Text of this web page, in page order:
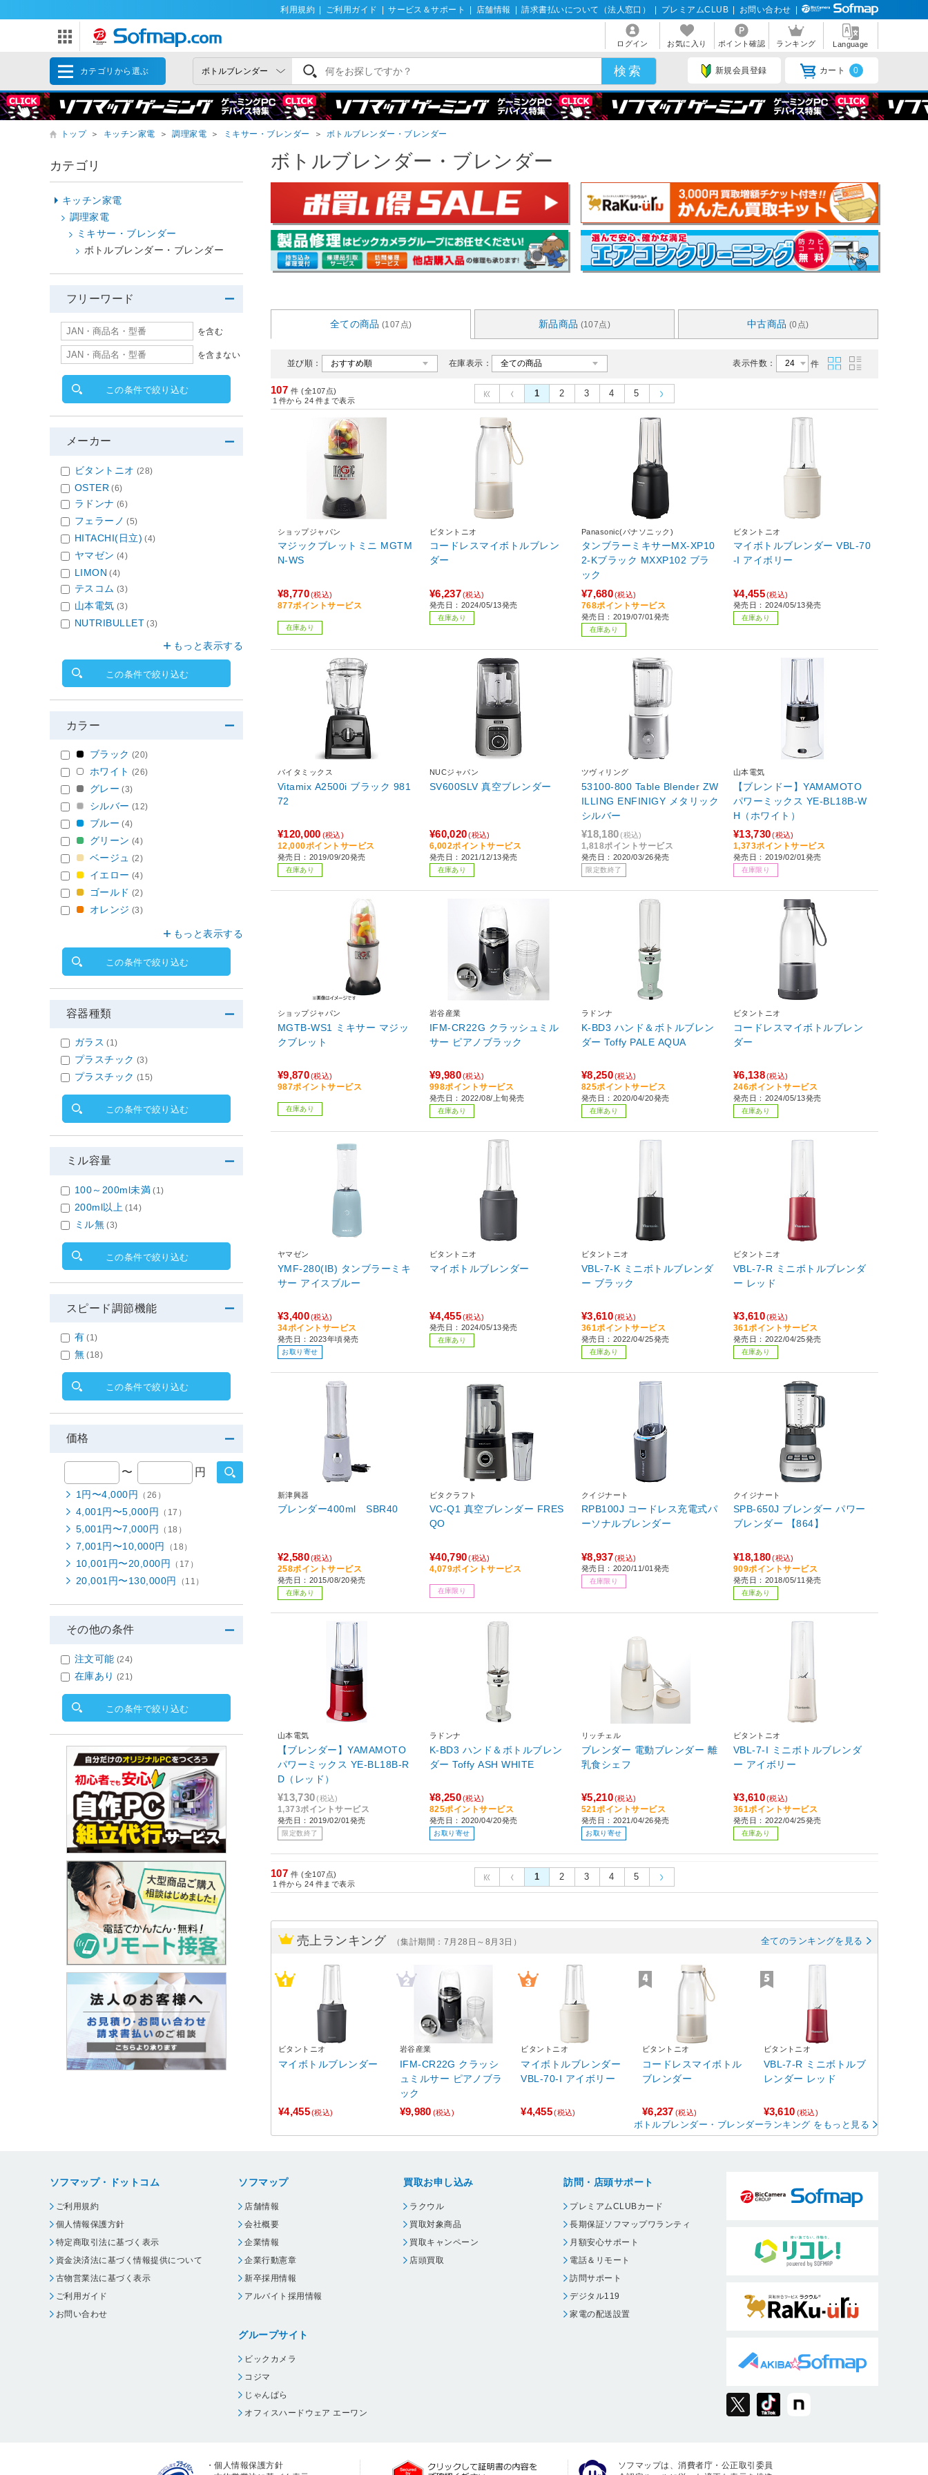
利用規約 ご利用ガイド サービス＆サポート 店舗情報 請求書払いについて（法人窓口） プレミアムCLUB お問い合わせ
ログイン お気に入り ポイント確認 ランキング Language
カテゴリから選ぶ 新規会員登録 カート 0
トップ ＞ キッチン家電 ＞ 調理家電 ＞ ミキサー・ブレンダー ＞ ボトルブレンダー・ブレンダー
ボトルブレンダー・ブレンダー
全ての商品 (107点) 新品商品 (107点) 中古商品 (0点)
並び順： 在庫表示： 表示件数： 件
107 件 (全107点)
1 件から 24 件まで表示
1 2 3 4 5
ショップジャパン
マジックブレットミニ MGTM
N-WS
¥8,770(税込)
877ポイントサービス
在庫あり
ビタントニオ
コードレスマイボトルブレン
ダー
¥6,237(税込)
発売日：2024/05/13発売
在庫あり
Panasonic(パナソニック)
タンブラーミキサーMX-XP10
2-Kブラック MXXP102 ブラ
ック
¥7,680(税込)
768ポイントサービス
発売日：2019/07/01発売
在庫あり
ビタントニオ
マイボトルブレンダー VBL-70
-I アイボリー
¥4,455(税込)
発売日：2024/05/13発売
在庫あり
バイタミックス
Vitamix A2500i ブラック 981
72
¥120,000 (税込)
12,000ポイントサービス
発売日：2019/09/20発売
在庫あり
NUCジャパン
SV600SLV 真空ブレンダー
¥60,020(税込)
6,002ポイントサービス
発売日：2021/12/13発売
在庫あり
ツヴィリング
53100-800 Table Blender ZW
ILLING ENFINIGY メタリック
シルバー
¥18,180(税込)
1,818ポイントサービス
発売日：2020/03/26発売
限定数終了
山本電気
【ブレンドー】YAMAMOTO
パワーミックス YE-BL18B-W
H（ホワイト）
¥13,730(税込)
1,373ポイントサービス
発売日：2019/02/01発売
在庫限り
ショップジャパン
MGTB-WS1 ミキサー マジッ
クブレット
¥9,870(税込)
987ポイントサービス
在庫あり
岩谷産業
IFM-CR22G クラッシュミル
サー ピアノブラック
¥9,980(税込)
998ポイントサービス
発売日：2022/08/上旬発売
在庫あり
ラドンナ
K-BD3 ハンド＆ボトルブレン
ダー Toffy PALE AQUA
¥8,250(税込)
825ポイントサービス
発売日：2020/04/20発売
在庫あり
ビタントニオ
コードレスマイボトルブレン
ダー
¥6,138(税込)
246ポイントサービス
発売日：2024/05/13発売
在庫あり
ヤマゼン
YMF-280(IB) タンブラーミキ
サー アイスブルー
¥3,400(税込)
34ポイントサービス
発売日：2023年頃発売
お取り寄せ
ビタントニオ
マイボトルブレンダー
¥4,455(税込)
発売日：2024/05/13発売
在庫あり
ビタントニオ
VBL-7-K ミニボトルブレンダ
ー ブラック
¥3,610(税込)
361ポイントサービス
発売日：2022/04/25発売
在庫あり
ビタントニオ
VBL-7-R ミニボトルブレンダ
ー レッド
¥3,610(税込)
361ポイントサービス
発売日：2022/04/25発売
在庫あり
新津興器
ブレンダー400ml SBR40
¥2,580(税込)
258ポイントサービス
発売日：2015/08/20発売
在庫あり
ビタクラフト
VC-Q1 真空ブレンダー FRES
QO
¥40,790(税込)
4,079ポイントサービス
在庫限り
クイジナート
RPB100J コードレス充電式パ
ーソナルブレンダー
¥8,937(税込)
発売日：2020/11/01発売
在庫限り
クイジナート
SPB-650J ブレンダー パワー
ブレンダー 【864】
¥18,180(税込)
909ポイントサービス
発売日：2018/05/11発売
在庫あり
山本電気
【ブレンダー】YAMAMOTO
パワーミックス YE-BL18B-R
D（レッド）
¥13,730(税込)
1,373ポイントサービス
発売日：2019/02/01発売
限定数終了
ラドンナ
K-BD3 ハンド＆ボトルブレン
ダー Toffy ASH WHITE
¥8,250(税込)
825ポイントサービス
発売日：2020/04/20発売
お取り寄せ
リッチェル
ブレンダー 電動ブレンダー 離
乳食シェフ
¥5,210(税込)
521ポイントサービス
発売日：2021/04/26発売
お取り寄せ
ビタントニオ
VBL-7-I ミニボトルブレンダ
ー アイボリー
¥3,610(税込)
361ポイントサービス
発売日：2022/04/25発売
在庫あり
107 件 (全107点)
1 件から 24 件まで表示
1 2 3 4 5
売上ランキング （集計期間：7月28日～8月3日） 全てのランキングを見る
ビタントニオ
マイボトルブレンダー
¥4,455(税込)
岩谷産業
IFM-CR22G クラッシ
ュミルサー ピアノブラ
ック
¥9,980 (税込)
ビタントニオ
マイボトルブレンダー
VBL-70-I アイボリー
¥4,455(税込)
ビタントニオ
コードレスマイボトル
ブレンダー
¥6,237 (税込)
ビタントニオ
VBL-7-R ミニボトルブ
レンダー レッド
¥3,610 (税込)
ボトルブレンダー・ブレンダーランキング をもっと見る
カテゴリ
キッチン家電
調理家電
ミキサー・ブレンダー
ボトルブレンダー・ブレンダー
フリーワード
を含む
を含まない
この条件で絞り込む
メーカー
ビタントニオ (28)
OSTER (6)
ラドンナ (6)
フェラーノ (5)
HITACHI(日立) (4)
ヤマゼン (4)
LIMON (4)
テスコム (3)
山本電気 (3)
NUTRIBULLET (3)
もっと表示する
この条件で絞り込む
カラー
ブラック (20)
ホワイト (26)
グレー (3)
シルバー (12)
ブルー (4)
グリーン (4)
ベージュ (2)
イエロー (4)
ゴールド (2)
オレンジ (3)
もっと表示する
この条件で絞り込む
容器種類
ガラス (1)
プラスチック (3)
プラスチック (15)
この条件で絞り込む
ミル容量
100～200ml未満 (1)
200ml以上 (14)
ミル無 (3)
この条件で絞り込む
スピード調節機能
有 (1)
無 (18)
この条件で絞り込む
価格
〜 円
1円〜4,000円 （26）
4,001円〜5,000円 （17）
5,001円〜7,000円 （18）
7,001円〜10,000円 （18）
10,001円〜20,000円 （17）
20,001円〜130,000円 （11）
その他の条件
注文可能 (24)
在庫あり (21)
この条件で絞り込む
ソフマップ・ドットコム
ご利用規約
個人情報保護方針
特定商取引法に基づく表示
資金決済法に基づく情報提供について
古物営業法に基づく表示
ご利用ガイド
お問い合わせ
ソフマップ
店舗情報
会社概要
企業情報
企業行動憲章
新卒採用情報
アルバイト採用情報
グループサイト
ビックカメラ
コジマ
じゃんぱら
オフィスハードウェア エーワン
買取お申し込み
ラクウル
買取対象商品
買取キャンペーン
店頭買取
訪問・店頭サポート
プレミアムCLUBカード
長期保証ソフマップワランティ
月額安心サポート
電話＆リモート
訪問サポート
デジタル119
家電の配送設置
・個人情報保護方針
ソフマップは、消費者庁・公正取引委員